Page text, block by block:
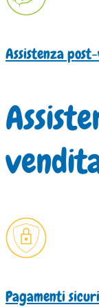
Assistenza
Pagamenti sicuri